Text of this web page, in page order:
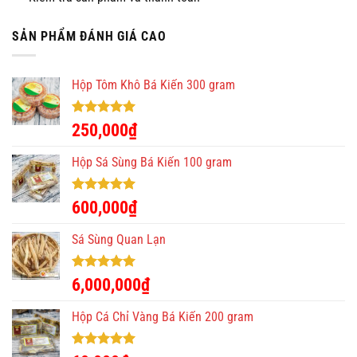
rườm rà bằng giấy báo hay túi bóng như bình thường. Hộp
đóng kín cũng giúp mùi hương của
HÌNH ẢNH TÔM KHÔ BÁ KIẾN ĐÓNG HỘP
SẢN PHẨM ĐÁNH GIÁ CAO
Hộp Tôm Khô Bá Kiến 300 gram
Được xếp
hạng5.00
250,000₫
Hộp Sá Sùng Bá Kiến 100 gram
Được xếp
hạng5.00
600,000₫
Sá Sùng Quan Lạn
Được xếp
hạng5.00
6,000,000₫
Hộp Cá Chỉ Vàng Bá Kiến 200 gram